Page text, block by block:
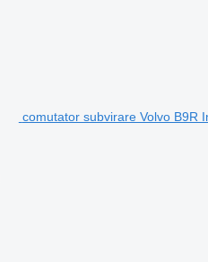
comutator subvirare Volvo B9R